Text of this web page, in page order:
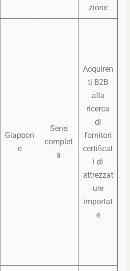
zione
Giappon
e
Serie
complet
a
Acquiren
ti B2B
alla
ricerca
di
fornitori
certificat
i di
attrezzat
ure
importat
e